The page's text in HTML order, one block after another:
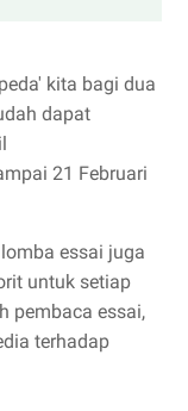
kita bagi dua
dapat
21 Februari
essai juga
untuk setiap
pembaca essai,
terhadap